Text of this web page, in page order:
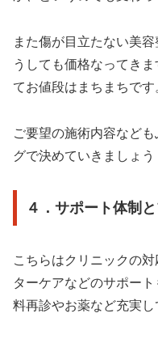
また傷が目立たない美
うしても価格なってき
てお値段はまちまちです
ご要望の施術内容など
グで決めていきましょう
４．サポート体制
こちらはクリニックの
ターケアなどのサポー
料再診やお薬など充実し